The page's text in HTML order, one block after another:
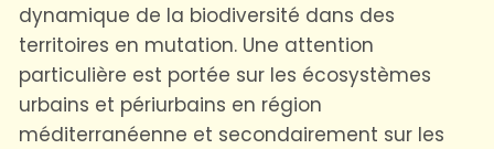
dynamique de la biodiversité dans des
territoires en mutation. Une attention
particulière est portée sur les écosystèmes
urbains et périurbains en région
méditerranéenne et secondairement sur les